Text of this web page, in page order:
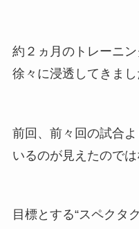
約２ヵ月のトレーニ
徐々に浸透してきまし
前回、前々回の試合
いるのが見えたのでは
目標とする“スペクタ